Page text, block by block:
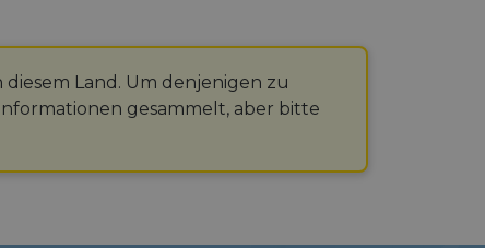
Land. Um denjenigen zu
gesammelt, aber bitte